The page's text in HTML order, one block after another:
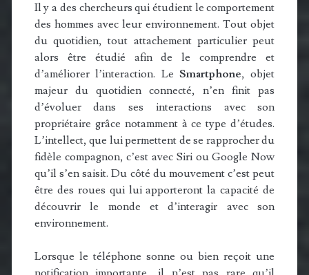
Il y a des chercheurs qui étudient le comportement
des hommes avec leur environnement. Tout objet
du quotidien, tout attachement particulier peut
alors être étudié afin de le comprendre et
d’améliorer l’interaction. Le Smartphone, objet
majeur du quotidien connecté, n’en finit pas
d’évoluer dans ses interactions avec son
propriétaire grâce notamment à ce type d’études.
L’intellect, que lui permettent de se rapprocher du
fidèle compagnon, c’est avec Siri ou Google Now
qu’il s’en saisit. Du côté du mouvement c’est peut
être des roues qui lui apporteront la capacité de
découvrir le monde et d’interagir avec son
environnement.
Lorsque le téléphone sonne ou bien reçoit une